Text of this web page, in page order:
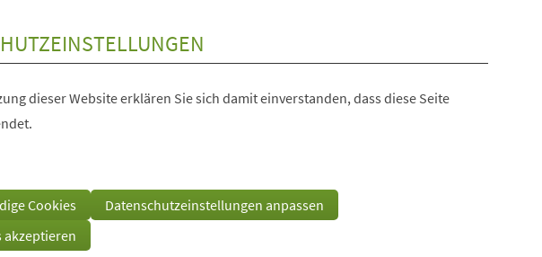
dieser Website erklären Sie sich damit einverstanden, dass diese Seite
Cookies
Datenschutzeinstellungen anpassen
akzeptieren